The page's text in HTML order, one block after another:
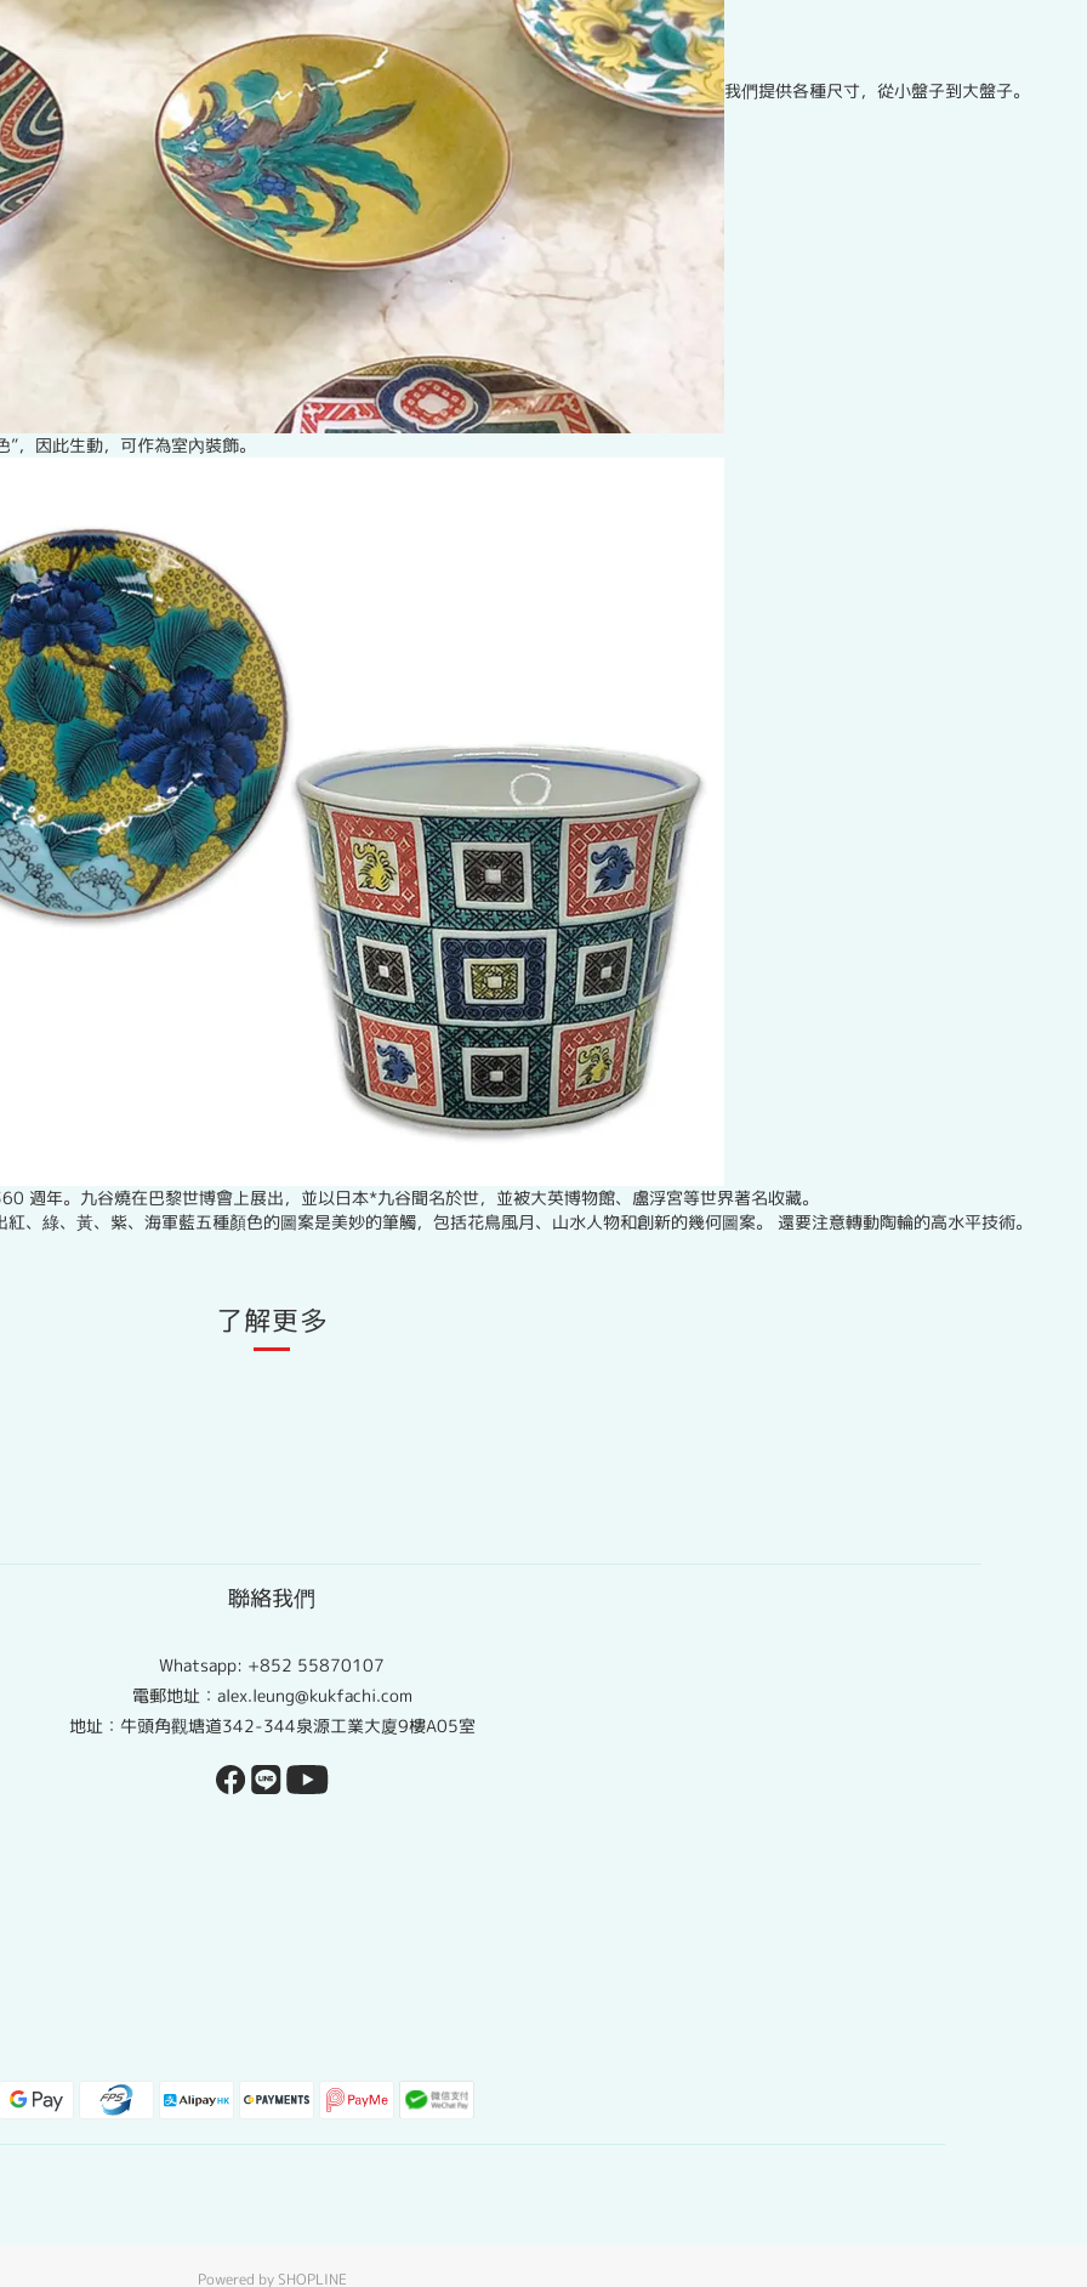
我們提供各種尺寸，從小盤子到大盤子。
，因此生動，可作為室內裝飾。
週年。九谷燒在巴黎世博會上展出，並以日本*九谷聞名於世，並被大英博物館、盧浮宮等世界著名收藏。
、綠、黃、紫、海軍藍五種顏色的圖案是美妙的筆觸，包括花鳥風月、山水人物和創新的幾何圖案。 還要注意轉動陶輪的高水平技術。
了解更多
聯絡我們
Whatsapp: +852 55870107
電郵地址：alex.leung@kukfachi.com
地址：牛頭角觀塘道342-344泉源工業大廈9樓A05室
Powered by SHOPLINE